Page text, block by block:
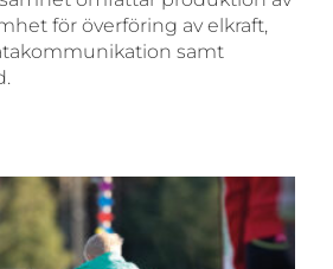
för överföring av elkraft,
samt